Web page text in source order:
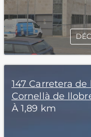
147 Carretera
Cornellà de
À 1,89 km